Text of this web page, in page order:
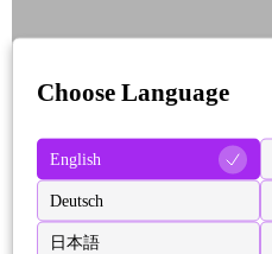
Choose Language
English
Deutsch
日本語